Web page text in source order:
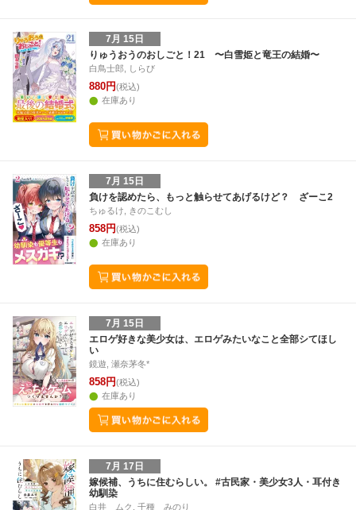
7月 15日
りゅうおうのおしごと！21 〜白雪姫と竜王の結婚〜
白鳥士郎, しらび
880円(税込)
在庫あり
7月 15日
負けを認めたら、もっと触らせてあげるけど？ ざーこ2
ちゅるけ, きのこむし
858円(税込)
在庫あり
7月 15日
エロゲ好きな美少女は、エロゲみたいなこと全部シてほし
い
鏡遊, 瀬奈茅冬*
858円(税込)
在庫あり
7月 17日
嫁候補、うちに住むらしい。 #古民家・美少女3人・耳付き
幼馴染
白井 ムク, 千種 みのり